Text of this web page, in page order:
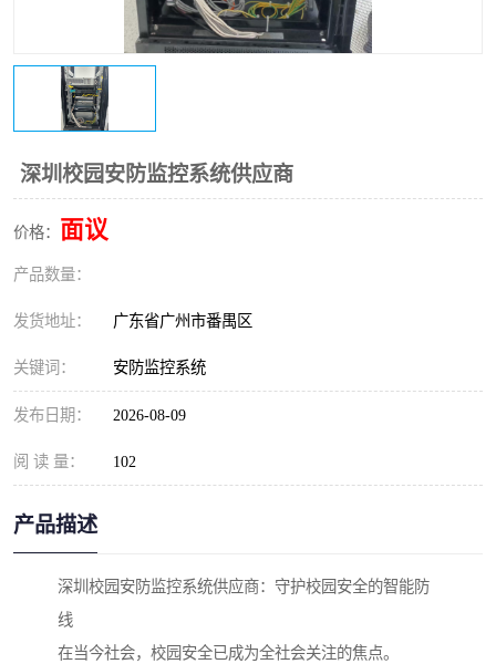
深圳校园安防监控系统供应商
价格： 面议
产品数量：
发货地址： 广东省广州市番禺区
关键词： 安防监控系统
发布日期： 2026-08-09
阅 读 量： 102
产品描述
深圳校园安防监控系统供应商：守护校园安全的智能防
线
在当今社会，校园安全已成为全社会关注的焦点。